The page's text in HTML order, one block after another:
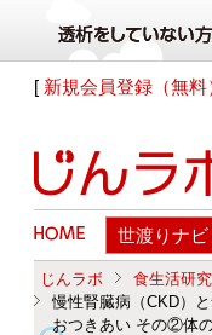
[ 新規会員登録（無料
じんラボ
食生活研
慢性腎臓病（CKD）
おつきあい その②体